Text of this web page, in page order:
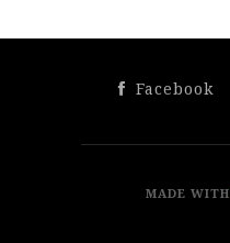
Facebook
MADE WITH